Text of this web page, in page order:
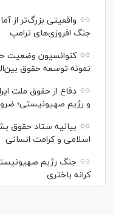
واقعیتی بزرگ‌تر از
جنگ افروزی‌های ترامپ
کنوانسیون وضعیت
نمونه توسعه حقوق
دفاع از حقوق ملت
و رژیم صهیونیستی؛
بیانیه ستاد حقوق
اسلامی و کرامت انسانی
جنگ رژیم
کرانه باختری